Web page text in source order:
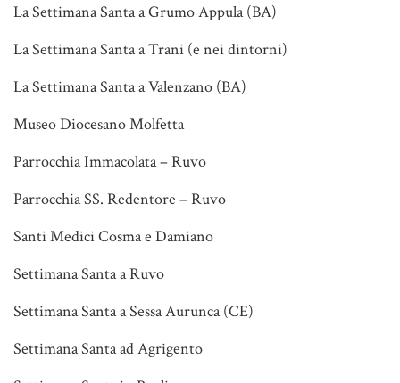
La Settimana Santa a Grumo Appula (BA)
La Settimana Santa a Trani (e nei dintorni)
La Settimana Santa a Valenzano (BA)
Museo Diocesano Molfetta
Parrocchia Immacolata – Ruvo
Parrocchia SS. Redentore – Ruvo
Santi Medici Cosma e Damiano
Settimana Santa a Ruvo
Settimana Santa a Sessa Aurunca (CE)
Settimana Santa ad Agrigento